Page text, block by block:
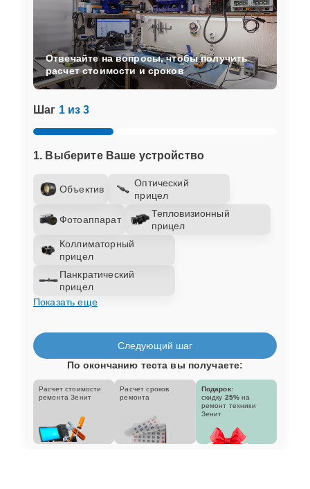
Шаг 1 из 3
1. Выберите Ваше устройство
Объектив
Оптический
прицел
Фотоаппарат
Тепловизионный
прицел
Коллиматорный
прицел
Панкратический
прицел
Показать еще
Отвечайте на вопросы, чтобы получить
расчет стоимости и сроков
Следующий шаг
По окончанию теста вы получаете:
Расчет стоимости
ремонта Зенит
Расчет сроков
ремонта
Подарок:
скидку 25% на
ремонт техники
Зенит